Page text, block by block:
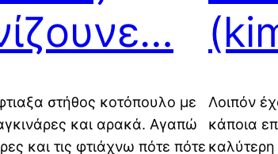
στήθος κοτόπουλο με
και αρακά. Αγαπώ
και τις φτιάχνω πότε πότε
Λοιπόν
κάποια
καλύτερη